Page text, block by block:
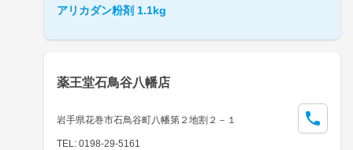
アリカダン粉剤 1.1kg
薬王堂石鳥谷八幡店
岩手県花巻市石鳥谷町八幡第２地割２－１
TEL: 0198-29-5161